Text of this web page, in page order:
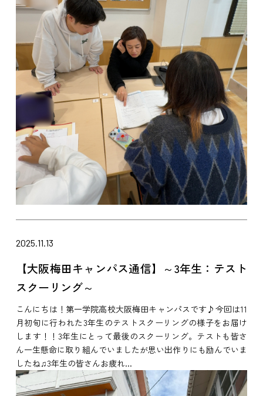
2025.11.13
【大阪梅田キャンパス通信】～3年生：テスト
スクーリング～
こんにちは！第一学院高校大阪梅田キャンパスです♪今回は11
月初旬に行われた3年生のテストスクーリングの様子をお届け
します！！3年生にとって最後のスクーリング。テストも皆さ
ん一生懸命に取り組んでいましたが思い出作りにも励んでいま
したね♫3年生の皆さんお疲れ...